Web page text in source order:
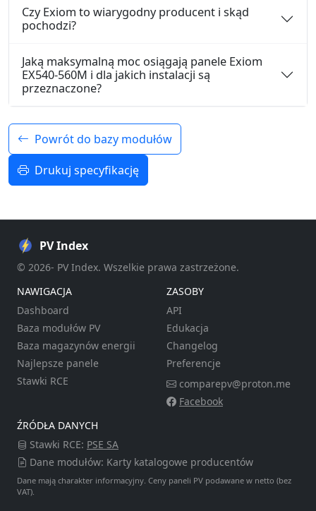
Czy Exiom to wiarygodny producent i skąd
pochodzi?
Jaką maksymalną moc osiągają panele Exiom
EX540-560M i dla jakich instalacji są
przeznaczone?
Powrót do bazy modułów
Drukuj specyfikację
PV Index
© 2026- PV Index. Wszelkie prawa zastrzeżone.
NAWIGACJA
Dashboard
Baza modułów PV
Baza magazynów energii
Najlepsze panele
Stawki RCE
ZASOBY
API
Edukacja
Changelog
Preferencje
comparepv@proton.me
Facebook
ŹRÓDŁA DANYCH
Stawki RCE: PSE SA
Dane modułów: Karty katalogowe producentów
Dane mają charakter informacyjny. Ceny paneli PV podawane w netto (bez
VAT).